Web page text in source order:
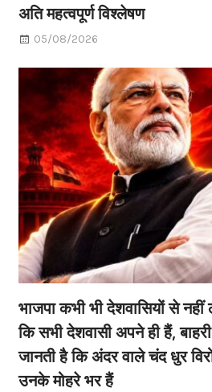
अति महत्वपूर्ण विश्लेषण
05/08/2026
भाजपा कभी भी देशवासियों से नहीं
कि सभी देशवासी अपने ही हैं,
जानती है कि अंदर वाले चंद धुर
उनके मोहरे भर हैं